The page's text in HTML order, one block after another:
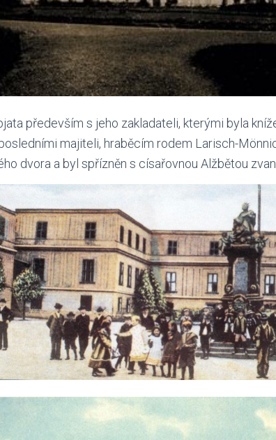
především s jeho zakladateli, kterými byla
majiteli, hraběcím rodem Larisch-
dvora a byl spřízněn s císařovnou Alžbětou